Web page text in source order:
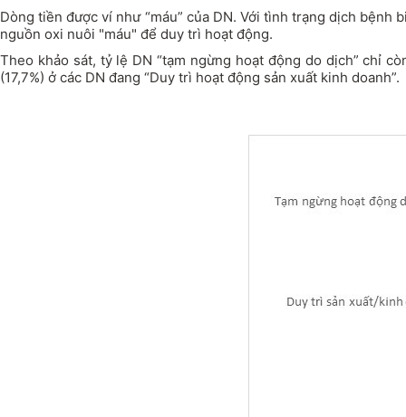
Dòng tiền được ví như “máu” của DN. Với tình trạng dịch
nguồn oxi nuôi "máu" để duy trì hoạt động.
Theo khảo sát, tỷ lệ DN “tạm ngừng hoạt động do dịch” chỉ
(17,7%) ở các DN đang “Duy trì hoạt động sản xuất kinh doanh”.